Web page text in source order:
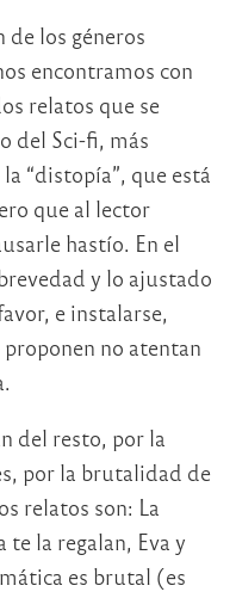
de los géneros
encontramos con
relatos que se
del Sci-fi, más
“distopía”, que está
que al lector
hastío. En el
y lo ajustado
e instalarse,
no atentan
del resto, por la
por la brutalidad de
relatos son: La
la regalan, Eva y
es brutal (es